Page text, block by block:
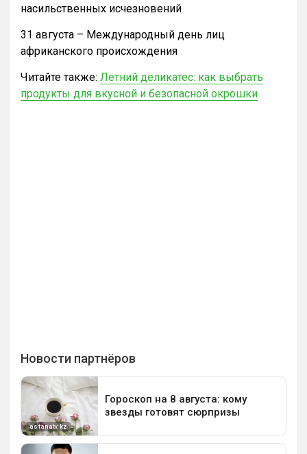
насильственных исчезновений
31 августа – Международный день лиц
африканского происхождения
Читайте также: Летний деликатес: как выбрать
продукты для вкусной и безопасной окрошки